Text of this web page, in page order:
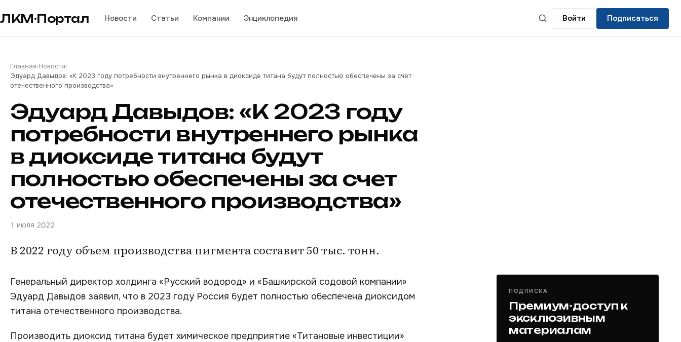
ЛКМ·Портал Новости Статьи Компании Энциклопедия Войти Подписаться
Главная›Новости›
Эдуард Давыдов: «К 2023 году потребности внутреннего рынка в диоксиде титана будут полностью обеспечены за счет
отечественного производства»
Эдуард Давыдов: «К 2023 году
потребности внутреннего рынка
в диоксиде титана будут
полностью обеспечены за счет
отечественного производства»
1 июля 2022
В 2022 году объем производства пигмента составит 50 тыс. тонн.
Генеральный директор холдинга «Русский водород» и «Башкирской содовой компании»
Эдуард Давыдов заявил, что в 2023 году Россия будет полностью обеспечена диоксидом
титана отечественного производства.
Производить диоксид титана будет химическое предприятие «Титановые инвестиции»
ПОДПИСКА
Премиум-доступ к
эксклюзивным
материалам